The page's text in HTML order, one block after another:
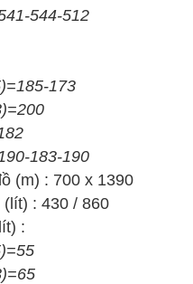
-544-512
)=185-173
=200
-183-190
ồ (m) : 700 x 1390
(lít) :430/860
:
)=55
=65